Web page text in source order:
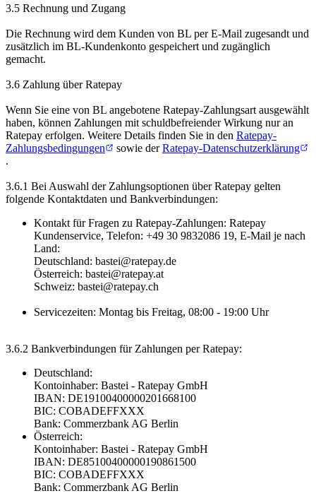
3.5 Rechnung und Zugang
Die Rechnung wird dem Kunden von BL per E-Mail zugesandt und
zusätzlich im BL-Kundenkonto gespeichert und zugänglich
gemacht.
3.6 Zahlung über Ratepay
Wenn Sie eine von BL angebotene Ratepay-Zahlungsart ausgewählt
haben, können Zahlungen mit schuldbefreiender Wirkung nur an
Ratepay erfolgen. Weitere Details finden Sie in den Ratepay-
Zahlungsbedingungen
sowie derRatepay-Datenschutzerklärung
.
3.6.1 Bei Auswahl der Zahlungsoptionen über Ratepay gelten
folgende Kontaktdaten und Bankverbindungen:
Kontakt für Fragen zu Ratepay-Zahlungen: Ratepay
Kundenservice, Telefon: +49 30 9832086 19, E-Mail je nach
Land:
Deutschland: bastei@ratepay.de
Österreich: bastei@ratepay.at
Schweiz: bastei@ratepay.ch
Servicezeiten: Montag bis Freitag, 08:00 - 19:00 Uhr
3.6.2 Bankverbindungen für Zahlungen per Ratepay:
Deutschland:
Kontoinhaber: Bastei - Ratepay GmbH
IBAN: DE19100400000201668100
BIC: COBADEFFXXX
Bank: Commerzbank AG Berlin
Österreich:
Kontoinhaber: Bastei - Ratepay GmbH
IBAN: DE85100400000190861500
BIC: COBADEFFXXX
Bank: Commerzbank AG Berlin